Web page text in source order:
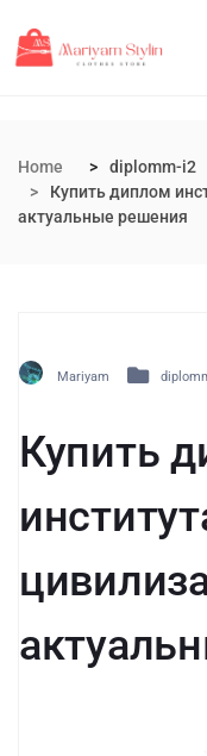
Home
diplomm-i2
Купить диплом
актуальные решения
Mariyam
Купить